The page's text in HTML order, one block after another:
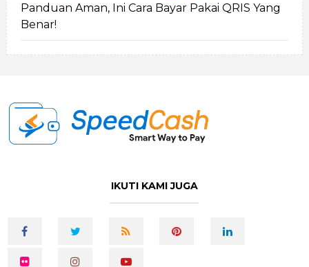
Panduan Aman, Ini Cara Bayar Pakai QRIS Yang
Benar!
IKUTI KAMI JUGA